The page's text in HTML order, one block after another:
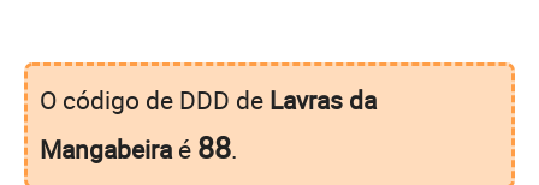
O código de DDD de Lavras da
Mangabeira é 88.